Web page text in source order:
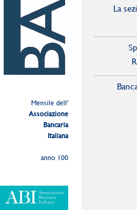
Mensile dell'
Associazione
Bancaria
Italiana
anno 100
La